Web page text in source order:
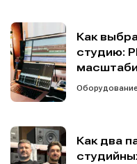
Как
студию:
Оборудование
Как два